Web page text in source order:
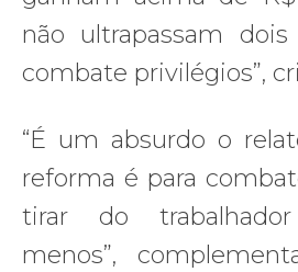
não ultrapassam
combate privilégios”,
“É um absurdo o
reforma é para
tirar do
menos”,